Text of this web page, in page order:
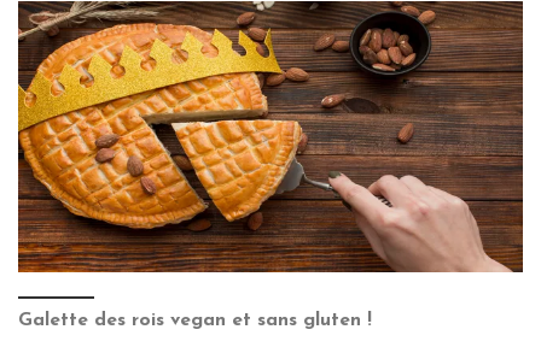
Galette des rois vegan et sans gluten !